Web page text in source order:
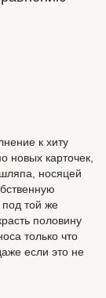
к хиту
новых карточек,
носяцей
под той же
половину
только что
если это не